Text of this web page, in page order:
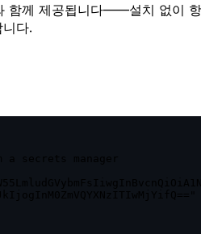
함께 제공됩니다——설치 없이
다.